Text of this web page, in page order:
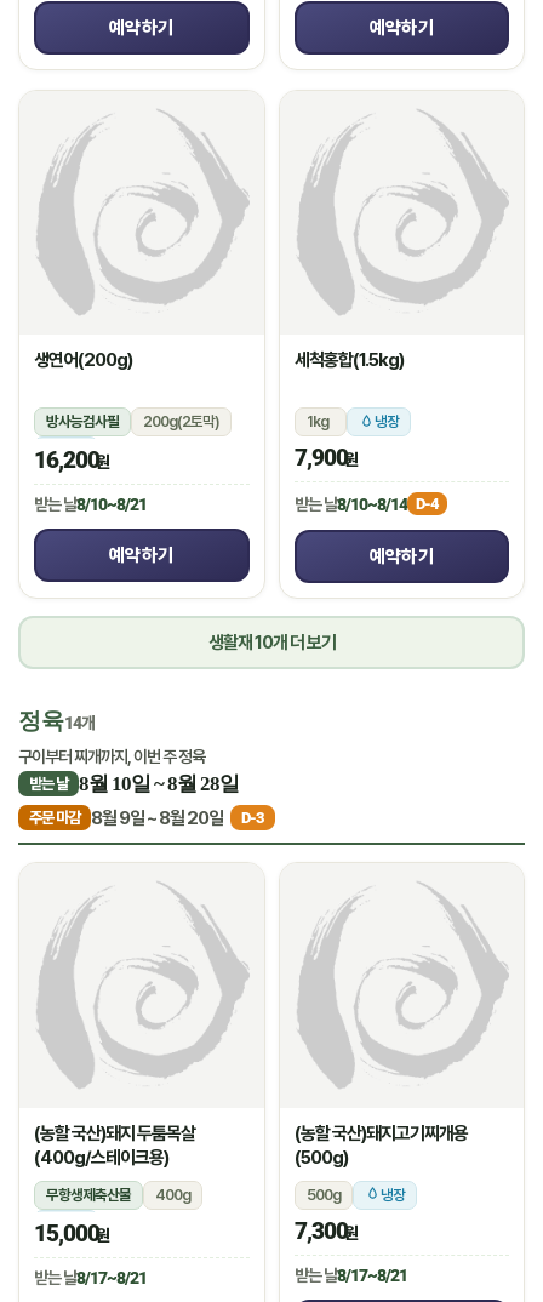
예약하기 예약하기
생연어(200g)
방사능검사필
200g(2토막)
냉장
16,200원
받는 날8/10~8/21
예약하기
세척홍합(1.5kg)
1kg 냉장
7,900원
받는 날8/10~8/14 D-4
예약하기
생활재 10개 더 보기
정육14개
구이부터 찌개까지, 이번 주 정육
받는 날 8월 10일 ~ 8월 28일
주문 마감 8월 9일 ~ 8월 20일 D-3
(농할 국산)돼지 두툼목살
(400g/스테이크용)
무항생제축산물
400g
냉장
15,000원
받는 날8/17~8/21
(농할 국산)돼지고기찌개용
(500g)
500g 냉장
7,300원
받는 날8/17~8/21